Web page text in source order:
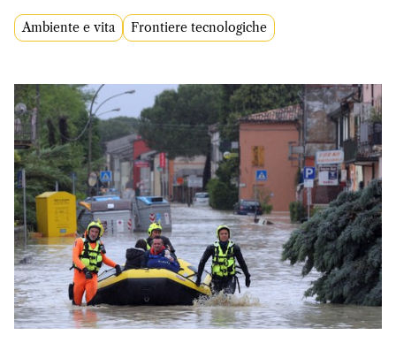
Ambiente e vita Frontiere tecnologiche